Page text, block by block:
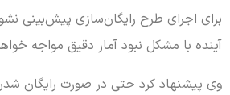
برای اجرای طرح رایگان‌سازی پیش‌بینی
آینده با مشکل نبود آمار دقیق مواجه
وی پیشنهاد کرد حتی در صورت رایگان